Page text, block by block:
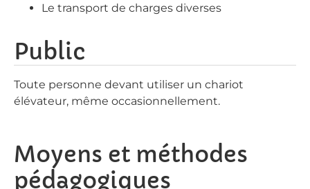
Le transport de charges diverses
Public
Toute personne devant utiliser un chariot
élévateur, même occasionnellement.
Moyens et méthodes
pédagogiques